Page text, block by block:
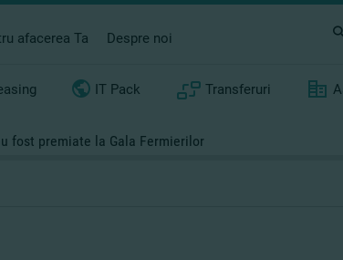
afacerea Ta Despre noi
IT Pack Transferuri
fost premiate la Gala Fermierilor